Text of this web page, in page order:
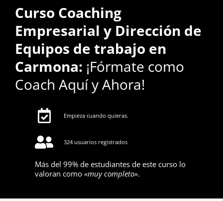
Curso Coaching
Empresarial y Dirección de
Equipos de trabajo en
Carmona: ¡Fórmate como
Coach Aquí y Ahora!
Empieza cuando quieras.
324 usuarios registrados
Más del 99% de estudiantes de este curso lo
valoran como «muy completo».